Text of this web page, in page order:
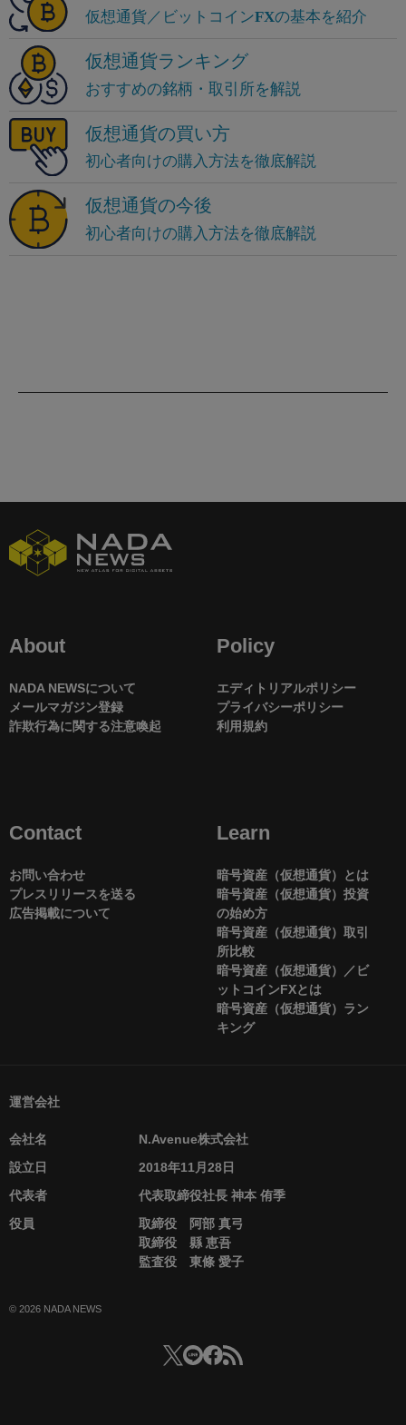
About
NADA NEWSについて
メールマガジン登録
詐欺行為に関する注意喚起
Policy
エディトリアルポリシー
プライバシーポリシー
利用規約
Contact
お問い合わせ
プレスリリースを送る
広告掲載について
Learn
暗号資産（仮想通貨）とは
暗号資産（仮想通貨）投資
の始め方
暗号資産（仮想通貨）取引
所比較
暗号資産（仮想通貨）／ビ
ットコインFXとは
暗号資産（仮想通貨）ラン
キング
運営会社
会社名
N.Avenue株式会社
設立日
2018年11月28日
代表者
代表取締役社長 神本 侑季
役員
取締役 阿部 真弓
取締役 縣 恵吾
監査役 東條 愛子
© 2026 NADA NEWS